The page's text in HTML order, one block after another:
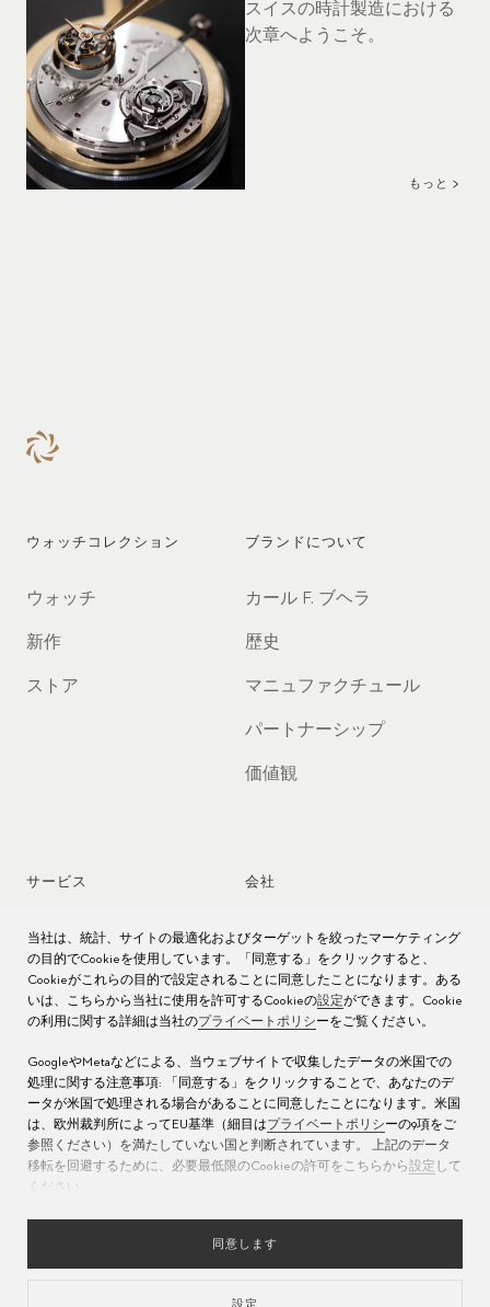
スイスの時計製造における
次章へようこそ。
もっと
ウォッチコレクション
ウォッチ
新作
ストア
ブランドについて
カール F. ブヘラ
歴史
マニュファクチュール
パートナーシップ
価値観
サービス
時計アフターサービス
時計のお手入れ
取扱説明書
よくある質問
サービス センター
会社
ジョブズ
プレス
お問い合わせ先
当社は、統計、サイトの最適化およびターゲットを絞ったマーケティング
の目的でCookieを使用しています。「同意する」をクリックすると、
Cookieがこれらの目的で設定されることに同意したことになります。ある
いは、こちらから当社に使用を許可するCookieの設定ができます。Cookie
の利用に関する詳細は当社のプライベートポリシーをご覧ください。
GoogleやMetaなどによる、当ウェブサイトで収集したデータの米国での
処理に関する注意事項: 「同意する」をクリックすることで、あなたのデ
ータが米国で処理される場合があることに同意したことになります。米国
は、欧州裁判所によってEU基準（細目はプライベートポリシーの9項をご
参照ください）を満たしていない国と判断されています。 上記のデータ
移転を回避するために、必要最低限のCookieの許可をこちらから設定 して
ください。
同意します
設定